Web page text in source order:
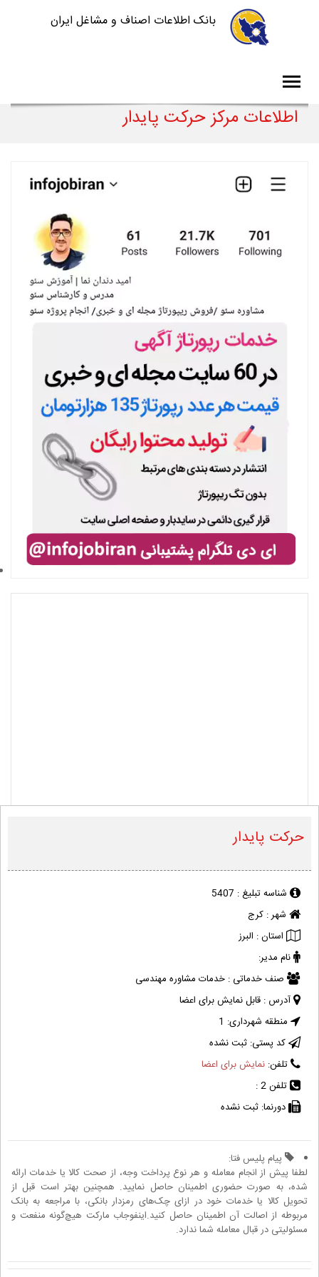
بانک اطلاعات اصناف و مشاغل ایران
اطلاعات مرکز حرکت پایدار
حرکت پایدار
شناسه تبلیغ : 5407
شهر : کرج
استان : البرز
نام مدیر:
صنف خدماتی : خدمات مشاوره مهندسی
آدرس : قابل نمایش برای اعضا
منطقه شهرداری: 1
کد پستی: ثبت نشده
تلفن: نمایش برای اعضا
تلفن 2 :
دورنما: ثبت نشده
پیام پلیس فتا:
لطفا پیش از انجام معامله و هر نوع پرداخت وجه، از صحت کالا یا خدمات ارائه
شده، به صورت حضوری اطمینان حاصل نمایید. همچنین بهتر است قبل از
تحویل کالا یا خدمات خود در ازای چک‌های رمزدار بانکی، با مراجعه به بانک
مربوطه از اصالت آن اطمینان حاصل کنید.اینفوجاب مارکت هیچ‌گونه منفعت و
مسئولیتی در قبال معامله شما ندارد.